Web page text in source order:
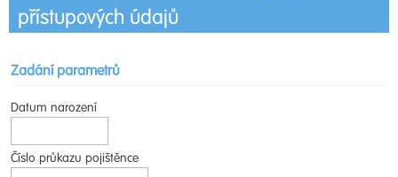
přístupových údajů
Zadání parametrů
Datum narození
Číslo průkazu pojištěnce